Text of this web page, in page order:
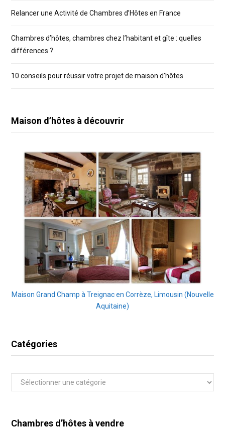
Relancer une Activité de Chambres d’Hôtes en France
Chambres d’hôtes, chambres chez l’habitant et gîte : quelles
différences ?
10 conseils pour réussir votre projet de maison d’hôtes
Maison d’hôtes à découvrir
Maison Grand Champ à Treignac en Corrèze, Limousin (Nouvelle
Aquitaine)
Catégories
Catégories
Chambres d’hôtes à vendre